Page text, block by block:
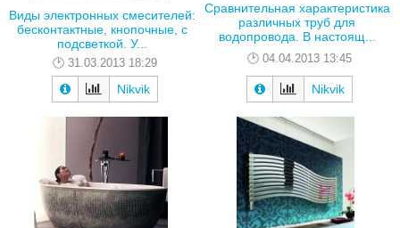
Виды электронных смесителей:
бесконтактные, кнопочные, с
подсветкой. У...
31.03.2013 18:29
Nikvik
Сравнительная характеристика
различных труб для
водопровода. В настоящ...
04.04.2013 13:45
Nikvik